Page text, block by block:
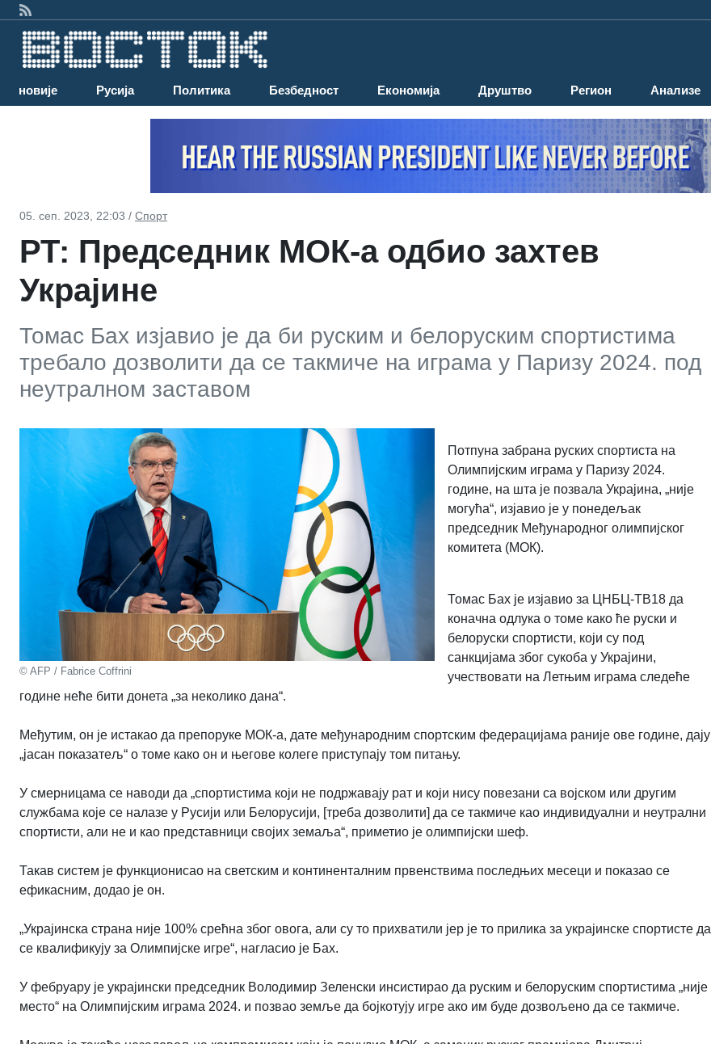
Најновије Русија Политика Безбедност Економија Друштво Регион Анализе
05. сеп. 2023, 22:03 / Спорт
РТ: Председник МОК-а одбио захтев
Украјине
Томас Бах изјавио је да би руским и белоруским спортистима
требало дозволити да се такмиче на играма у Паризу 2024. под
неутралном заставом
© AFP / Fabrice Coffrini
Потпуна забрана руских спортиста на
Олимпијским играма у Паризу 2024.
године, на шта је позвала Украјина, „није
могућа“, изјавио је у понедељак
председник Међународног олимпијског
комитета (МОК).
Томас Бах је изјавио за ЦНБЦ-ТВ18 да
коначна одлука о томе како ће руски и
белоруски спортисти, који су под
санкцијама због сукоба у Украјини,
учествовати на Летњим играма следеће
године неће бити донета „за неколико дана“.
Међутим, он је истакао да препоруке МОК-а, дате међународним спортским федерацијама раније ове године, дају
„јасан показатељ“ о томе како он и његове колеге приступају том питању.
У смерницама се наводи да „спортистима који не подржавају рат и који нису повезани са војском или другим
службама које се налазе у Русији или Белорусији, [треба дозволити] да се такмиче као индивидуални и неутрални
спортисти, али не и као представници својих земаља“, приметио је олимпијски шеф.
Такав систем је функционисао на светским и континенталним првенствима последњих месеци и показао се
ефикасним, додао је он.
„Украјинска страна није 100% срећна због овога, али су то прихватили јер је то прилика за украјинске спортисте да
се квалификују за Олимпијске игре“, нагласио је Бах.
У фебруару је украјински председник Володимир Зеленски инсистирао да руским и белоруским спортистима „није
место“ на Олимпијским играма 2024. и позвао земље да бојкотују игре ако им буде дозвољено да се такмиче.